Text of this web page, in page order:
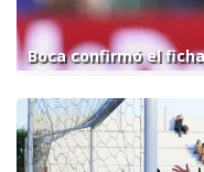
Boca confirmó el